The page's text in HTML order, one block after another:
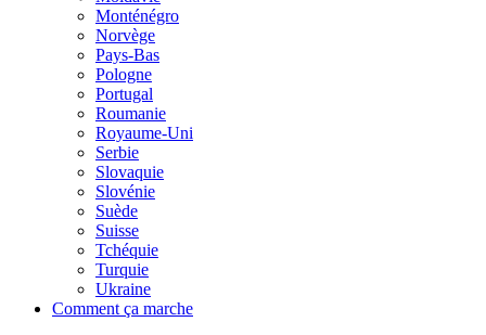
Monténégro
Norvège
Pays-Bas
Pologne
Portugal
Roumanie
Royaume-Uni
Serbie
Slovaquie
Slovénie
Suède
Suisse
Tchéquie
Turquie
Ukraine
Comment ça marche